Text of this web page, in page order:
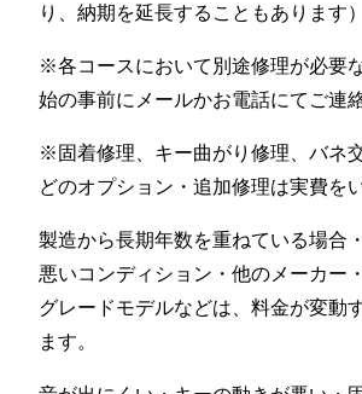
り、納期を延長することもあります）
※各コースにおいて別途修理が必要
始の事前にメールかお電話にてご連
※固着修理、キー曲がり修理、バネ
どのオプション・追加修理は実費を
製造から長期年数を重ねている場合
悪いコンディション・他のメーカー
グレードモデルなどは、料金が変動
ます。